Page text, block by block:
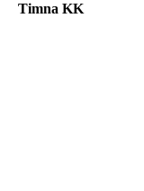
Timna KK